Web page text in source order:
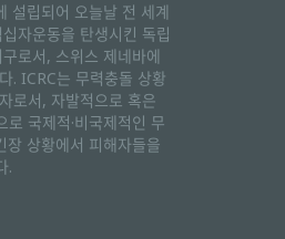
설립되어 오늘날 전 세계
자운동을 탄생시킨 독립
로서, 스위스 제네바에
. ICRC는 무력충돌 상황
로서, 자발적으로 혹은
로 국제적·비국제적인 무
장 상황에서 피해자들을
.